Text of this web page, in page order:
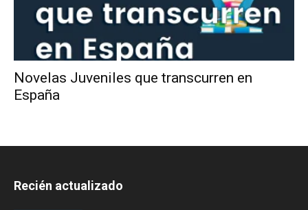
Novelas Juveniles que transcurren en
España
Recién actualizado